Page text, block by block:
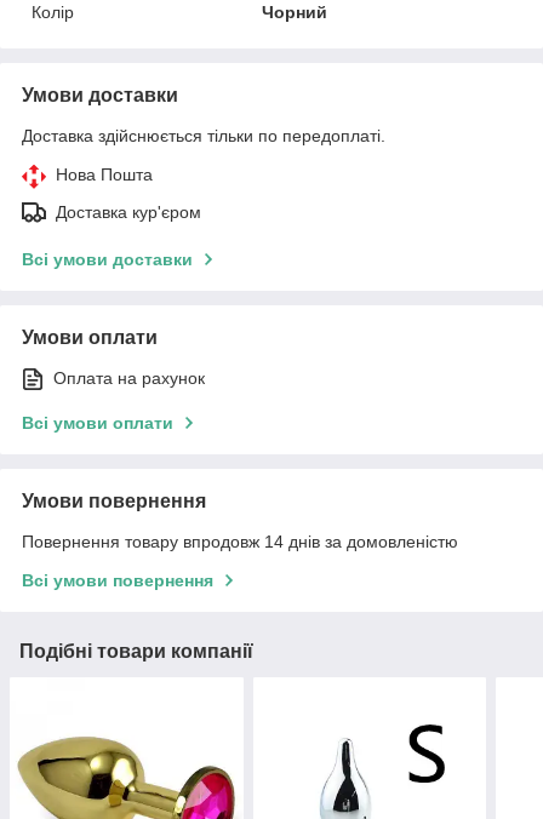
Колір
Чорний
Умови доставки
Доставка здійснюється тільки по передоплаті.
Нова Пошта
Доставка кур'єром
Всі умови доставки
Умови оплати
Оплата на рахунок
Всі умови оплати
Умови повернення
Повернення товару впродовж 14 днів за домовленістю
Всі умови повернення
Подібні товари компанії